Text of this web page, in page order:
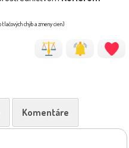
chýb a zmeny cien)
Komentáre